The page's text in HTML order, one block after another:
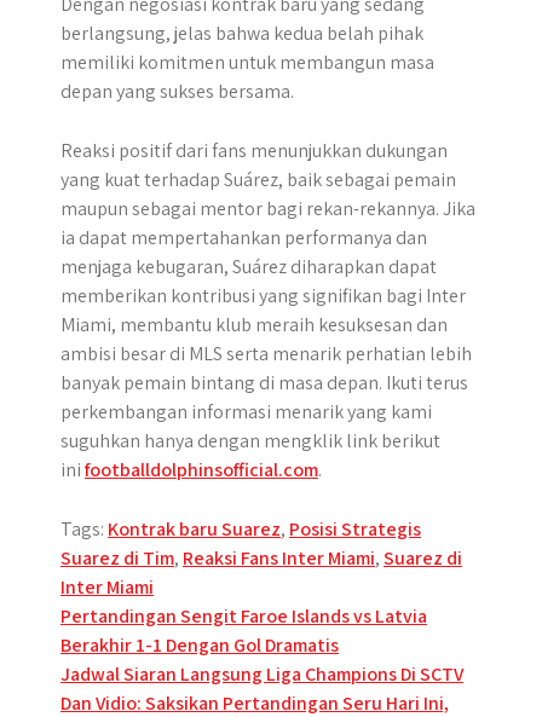
berlangsung, jelas bahwa kedua belah pihak
memiliki komitmen untuk membangun masa
depan yang sukses bersama.
Reaksi positif dari fans menunjukkan dukungan
yang kuat terhadap Suárez, baik sebagai pemain
maupun sebagai mentor bagi rekan-rekannya. Jika
ia dapat mempertahankan performanya dan
menjaga kebugaran, Suárez diharapkan dapat
memberikan kontribusi yang signifikan bagi Inter
Miami, membantu klub meraih kesuksesan dan
ambisi besar di MLS serta menarik perhatian lebih
banyak pemain bintang di masa depan. Ikuti terus
perkembangan informasi menarik yang kami
suguhkan hanya dengan mengklik link berikut
inifootballdolphinsofficial.com.
Tags: Kontrak baru Suarez, Posisi Strategis
Suarez di Tim, Reaksi Fans Inter Miami,Suarez di
Inter Miami
Post
navigation
Pertandingan Sengit Faroe Islands vs Latvia
Berakhir 1-1 Dengan Gol Dramatis
Jadwal Siaran Langsung Liga Champions Di SCTV
Dan Vidio: Saksikan Pertandingan Seru Hari Ini,